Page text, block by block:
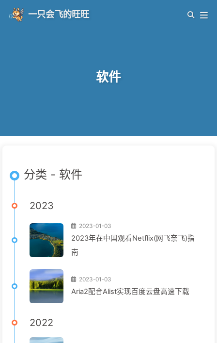
一只会飞的旺旺
软件
分类 - 软件
2023
2023-01-03
2023年在中国观看Netflix(网飞奈飞)指
南
2023-01-03
Aria2配合Alist实现百度云盘高速下载
2022